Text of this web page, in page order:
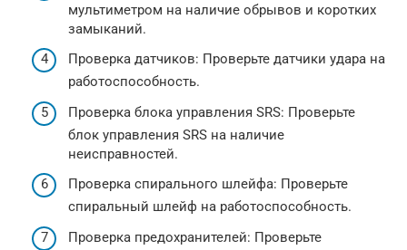
мультиметром на наличие обрывов и коротких
замыканий.
Проверка датчиков: Проверьте датчики удара на
работоспособность.
Проверка блока управления SRS: Проверьте
блок управления SRS на наличие
неисправностей.
Проверка спирального шлейфа: Проверьте
спиральный шлейф на работоспособность.
Проверка предохранителей: Проверьте